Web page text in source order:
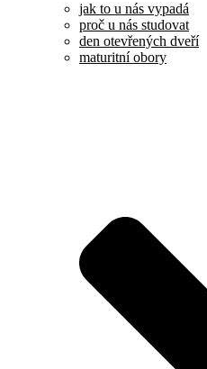
jak to u nás vypadá
proč u nás studovat
den otevřených dveří
maturitní obory